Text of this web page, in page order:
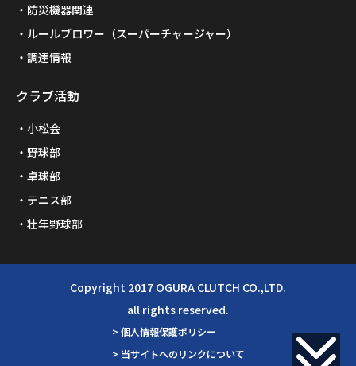
防災機器関連
ルールブロワー（スーパーチャージャー）
調達情報
クラブ活動
小松会
野球部
卓球部
テニス部
壮年野球部
Copyright 2017 OGURA CLUTCH CO.,LTD.
all rights reserved.
> 個人情報保護ポリシー
> 当サイトへのリンクについて